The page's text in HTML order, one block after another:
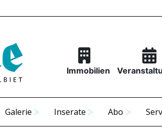
Immobilien
Galerie Inserate Abo